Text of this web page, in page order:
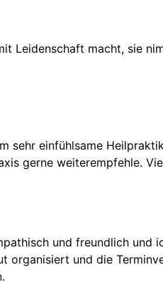
Leidenschaft macht, sie
sehr einfühlsame
gerne weiterempfehle.
und freundlich und
organisiert und die